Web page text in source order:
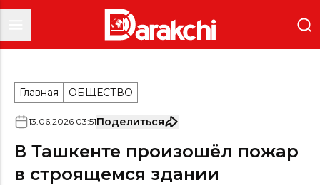
Главная ОБЩЕСТВО
13.06.2026 03:51Поделиться
В Ташкенте произошёл пожар
в строящемся здании